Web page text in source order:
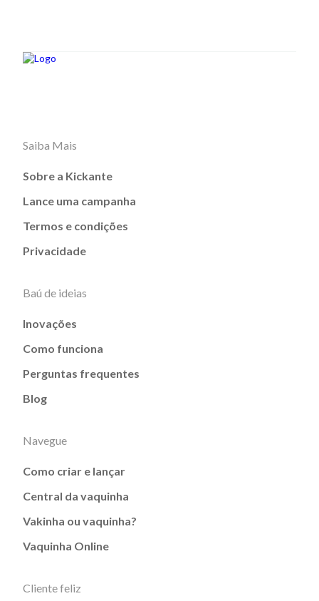
Saiba Mais
Sobre a Kickante
Lance uma campanha
Termos e condições
Privacidade
Baú de ideias
Inovações
Como funciona
Perguntas frequentes
Blog
Navegue
Como criar e lançar
Central da vaquinha
Vakinha ou vaquinha?
Vaquinha Online
Cliente feliz